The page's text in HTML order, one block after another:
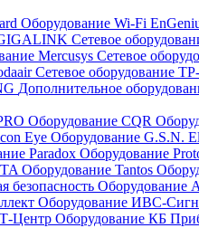
Оборудование Wi-Fi
Сетевое
Mercusys Сетевое
Сетевое оборудование
Дополнительное
Оборудование CQR
Eye Оборудование G.S.N.
Paradox Оборудование
Оборудование Tantos
безопасность Оборудование
Оборудование ИВС-
Центр Оборудование КБ